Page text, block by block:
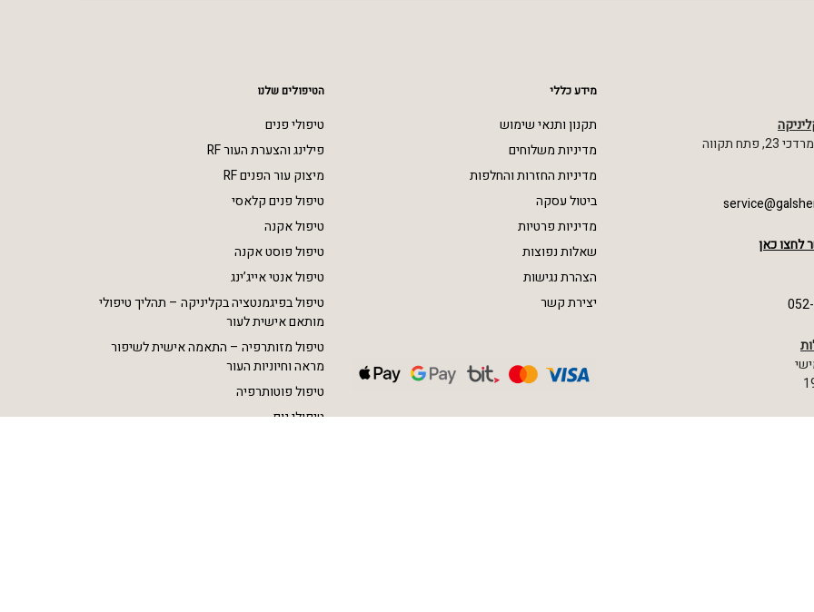
תקווה
לחצו כאן
מידע כללי
תקנון ותנאי שימוש
מדיניות משלוחים
מדיניות החזרות והחלפות
ביטול עסקה
מדיניות פרטיות
שאלות נפוצות
הצהרת נגישות
יצירת קשר
הטיפולים שלנו
טיפולי פנים
פילינג והצערת העור RF
מיצוק עור הפנים RF
טיפול פנים קלאסי
טיפול אקנה
טיפול פוסט אקנה
טיפול אנטי אייג’ינג
טיפול בפיגמנטציה בקליניקה – תהליך טיפולי
מותאם אישית לעור
טיפול מזותרפיה – התאמה אישית לשיפור
מראה וחיוניות העור
טיפול פוטותרפיה
טיפולי גוף